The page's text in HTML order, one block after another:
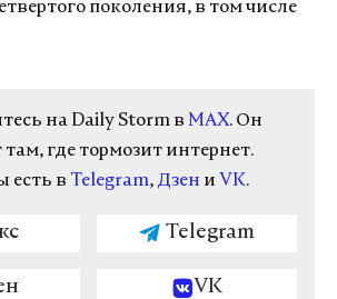
поколения, в том числе
на Daily Storm в MAX. Он
там, где тормозит интернет.
есть в Telegram, Дзен и VK.
Telegram
VK